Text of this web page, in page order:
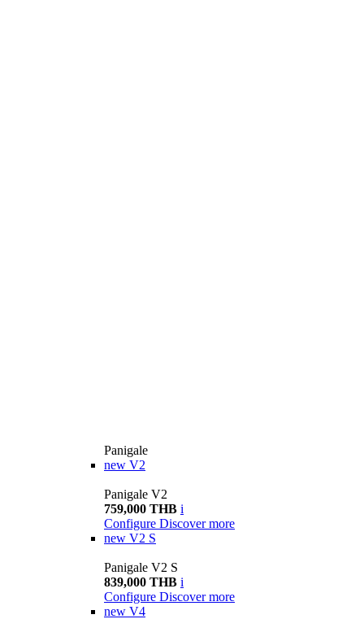
Panigale
new V2
Panigale V2
759,000 THB i
Configure Discover more
new V2 S
Panigale V2 S
839,000 THB i
Configure Discover more
new V4